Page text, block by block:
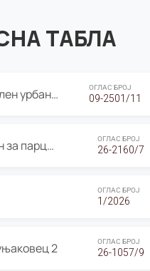
ТАБЛА
ЈАВНА ПРЕЗЕНТАЦИЈА И ЈАВНА АНКЕТА по Нацрт- Детален урбанистички план Градска четврт Ј 05- Барутана, Општина Центар- Скопје, плански период 2025-2030 ОГЛАС БРОЈ
09-2501/11
ОГЛАС за Јавно излагање на Проектна програма со план за парцелација за Урбанистички проект со план за парцелација за спојување на ГП 20.12 и ГП 20.37 од Изменување и дополнување на Детален урбанистички план Буњаковец 2, Општина Центар – Скопје ОГЛАС БРОЈ
26-2160/7
ОГЛАС БРОЈ
1/2026
2 ОГЛАС БРОЈ
26-1057/9